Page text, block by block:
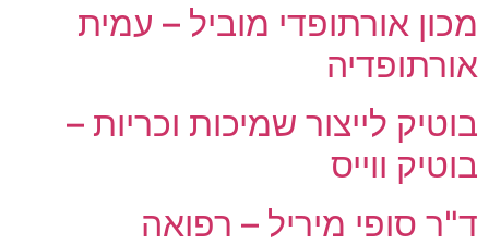
מכון אורתופדי מוביל – עמית
אורתופדיה
בוטיק לייצור שמיכות וכריות –
בוטיק ווייס
ד"ר סופי מיריל – רפואה